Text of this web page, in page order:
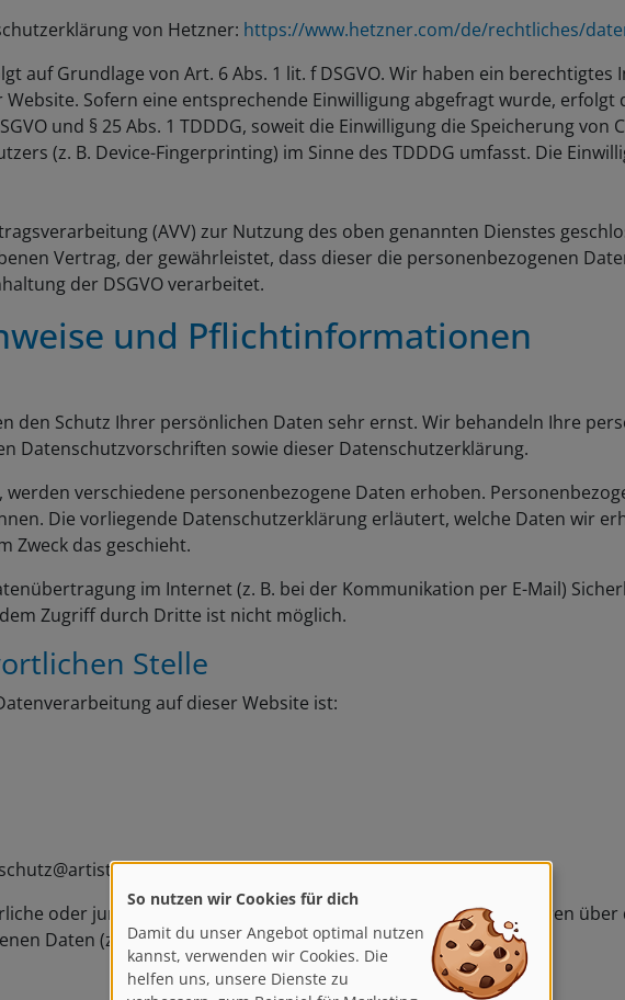
von Hetzner: https://www.hetzner.com/de/rechtliches/
auf Grundlage von Art. 6 Abs. 1 lit. f DSGVO. Wir haben ein
Sofern eine entsprechende Einwilligung abgefragt wurde,
und § 25 Abs. 1 TDDDG, soweit die Einwilligung die Speicherung von
(z. B. Device-Fingerprinting) im Sinne des TDDDG umfasst. Die
(AVV) zur Nutzung des oben genannten Dienstes
Vertrag, der gewährleistet, dass dieser die personenbezogenen
der DSGVO verarbeitet.
und Pflicht­informationen
den Schutz Ihrer persönlichen Daten sehr ernst. Wir behandeln Ihre
Datenschutzvorschriften sowie dieser Datenschutzerklärung.
werden verschiedene personenbezogene Daten erhoben.
Die vorliegende Datenschutzerklärung erläutert, welche Daten wir
Zweck das geschieht.
im Internet (z. B. bei der Kommunikation per E-Mail)
Zugriff durch Dritte ist nicht möglich.
Stelle
auf dieser Website ist:
oder juristische Person, die allein oder gemeinsam mit anderen über
Daten (z. B. Namen, E-Mail-Adressen o. Ä.) entscheidet.
So nutzen wir Cookies für dich
Damit du unser Angebot optimal nutzen
kannst, verwenden wir Cookies. Die
helfen uns, unsere Dienste zu